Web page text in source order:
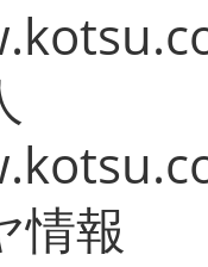
情報